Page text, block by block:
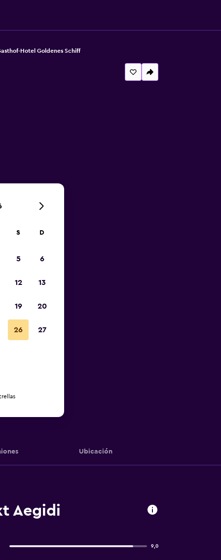
Hotel Goldenes Schiff
Ubicación
Aegidi
9,0
S D
5 6
12 13
19 20
26 27